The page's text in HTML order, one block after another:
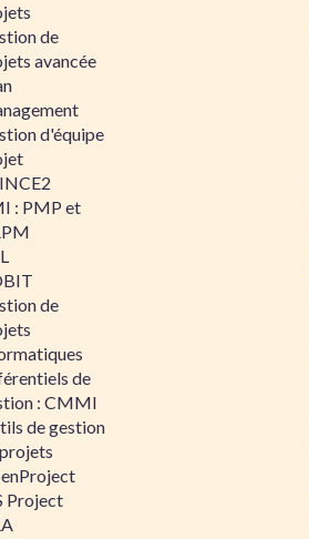
de
avancée
d'équipe
: PMP et
de
de
: CMMI
de gestion
Project